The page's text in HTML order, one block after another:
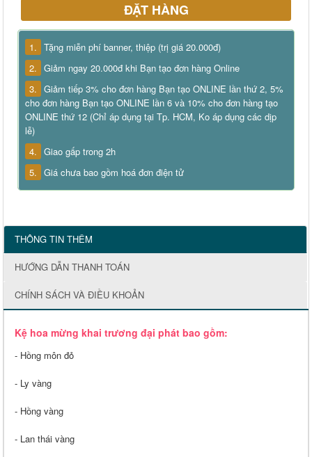
ĐẶT HÀNG
1. Tặng miễn phí banner, thiệp (trị giá 20.000đ)
2. Giảm ngay 20.000đ khi Bạn tạo đơn hàng Online
3. Giảm tiếp 3% cho đơn hàng Bạn tạo ONLINE lần thứ 2, 5%
cho đơn hàng Bạn tạo ONLINE lần 6 và 10% cho đơn hàng tạo
ONLINE thứ 12 (Chỉ áp dụng tại Tp. HCM, Ko áp dụng các dịp
lễ)
4. Giao gấp trong 2h
5. Giá chưa bao gồm hoá đơn điện tử
THÔNG TIN THÊM
HƯỚNG DẪN THANH TOÁN
CHÍNH SÁCH VÀ ĐIỀU KHOẢN
Kệ hoa mừng khai trương đại phát bao gồm:
- Hồng môn đỏ
- Ly vàng
- Hồng vàng
- Lan thái vàng